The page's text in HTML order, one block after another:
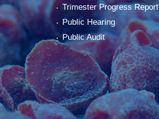
Trimester Progress Report
Public Hearing
Public Audit